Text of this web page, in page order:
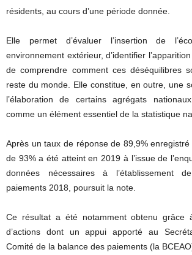
résidents, au cours d’une période donnée.
Elle permet d’évaluer l’insertion de
environnement extérieur, d’identifier
de comprendre comment ces déséquilibres
reste du monde. Elle constitue, en outre, une
l’élaboration de certains agrégats
comme un élément essentiel de la statistique
Après un taux de réponse de 89,9%
de 93% a été atteint en 2019 à l’issue de
données nécessaires à l’établissement
paiements 2018, poursuit la note.
Ce résultat a été notamment obtenu grâce
d’actions dont un appui apporté au
Comité de la balance des paiements (la